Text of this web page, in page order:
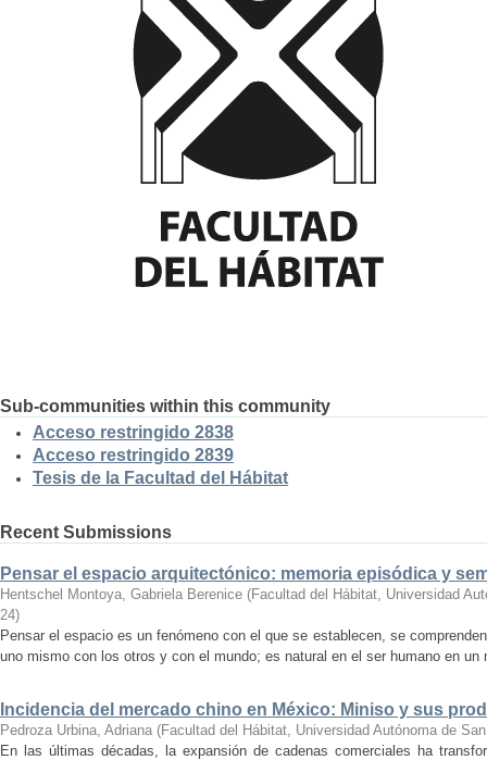
Sub-communities within this community
Acceso restringido 2838
Acceso restringido 2839
Tesis de la Facultad del Hábitat
Recent Submissions
Pensar el espacio arquitectónico: memoria episódica y
Hentschel Montoya, Gabriela Berenice (Facultad del Hábitat, Universidad
24)
Pensar el espacio es un fenómeno con el que se establecen, se
uno mismo con los otros y con el mundo; es natural en el ser humano en
Incidencia del mercado chino en México: Miniso y sus
Pedroza Urbina, Adriana (Facultad del Hábitat, Universidad Autónoma de
En las últimas décadas, la expansión de cadenas comerciales ha